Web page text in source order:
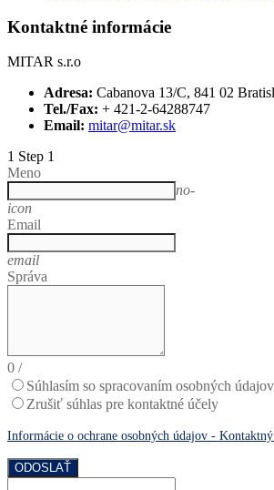
Kontaktné informácie
MITAR s.r.o
Adresa: Cabanova 13/C, 841 02
Tel./Fax: + 421-2-64288747
Email: mitar@mitar.sk
1 Step 1
Meno
no-
icon
Email
email
Správa
0 /
Súhlasím so spracovaním osobných
Zrušiť súhlas pre kontaktné účely
Informácie o ochrane osobných údajov -
ODOSLAŤ